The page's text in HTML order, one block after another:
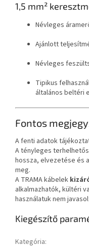
1,5 mm²
Névleges
Ajánlott
Névleges
Tipikus
általános beltéri
Fontos
A fenti adatok
A tényleges
hossza, elvezetése és
meg.
A TRAMA kábelek
alkalmazhatók, kültéri
használatuk nem
Kiegészítő
Kategória: